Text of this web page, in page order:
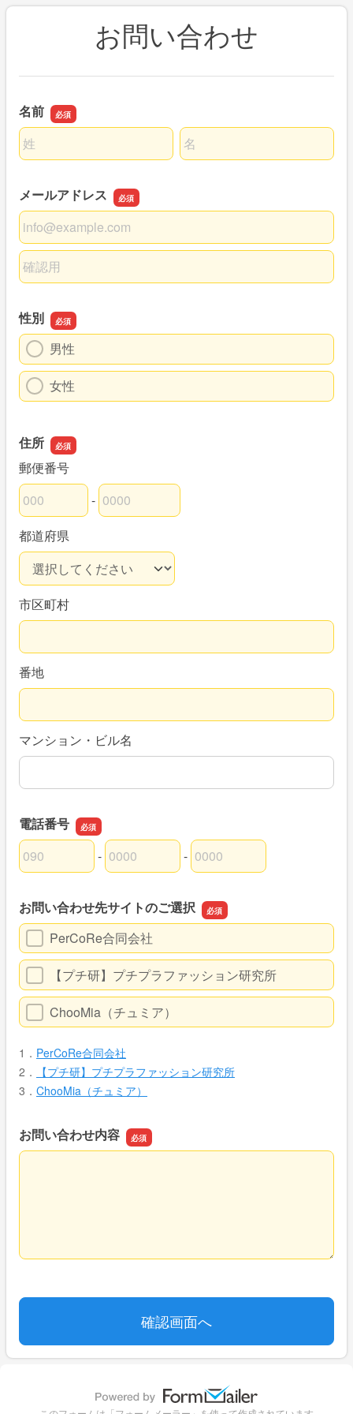
お問い合わせ
名前
名前の姓
名前の名
メールアドレス
メールアドレス
メールアドレスの確認用
性別
男性
女性
住所
郵便番号
郵便番号の上3桁
-
郵便番号の下4桁
都道府県
市区町村
番地
マンション・ビル名
電話番号
電話番号の市外局番
-
電話番号の市内局番 -
電話番号の加入者番号
お問い合わせ先サイトのご選択
PerCoRe合同会社
【プチ研】プチプラファッション研究所
ChooMia（チュミア）
1． PerCoRe合同会社
2．
【プチ研】プチプラファッション研究所
3． ChooMia（チュミア）
お問い合わせ内容
お問い合わせ内容